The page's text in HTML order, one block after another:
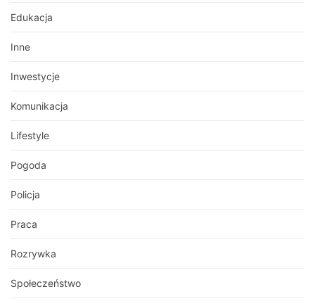
Edukacja
Inne
Inwestycje
Komunikacja
Lifestyle
Pogoda
Policja
Praca
Rozrywka
Społeczeństwo